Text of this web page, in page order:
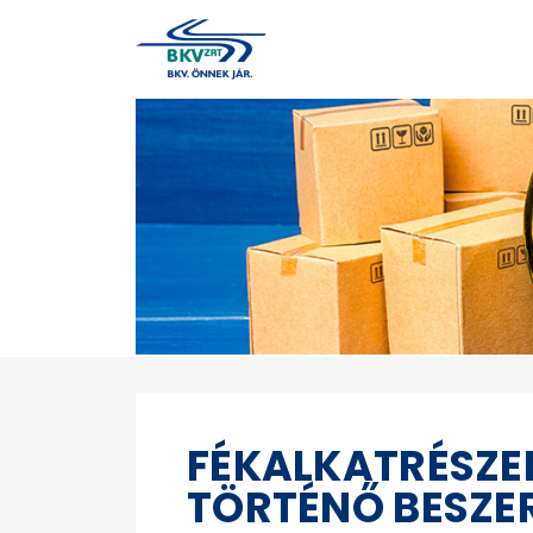
TÖRTÉNŐ